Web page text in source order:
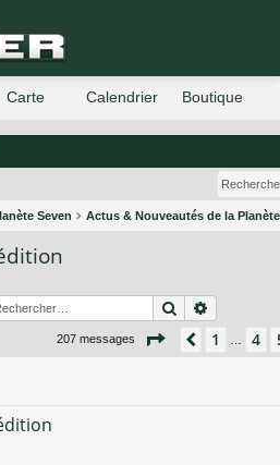
Seven Actus & Nouveautés de la
Rechercher
207 messages Page 6sur 14
Précédent
1 4